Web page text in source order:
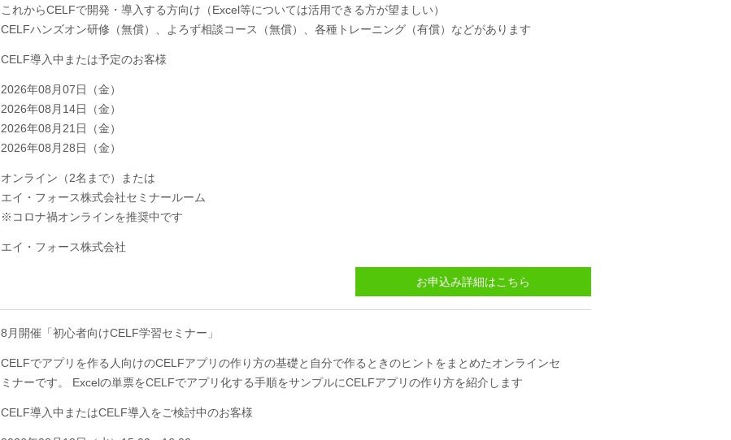
これからCELFで開発・導入する方向け（Excel等については活用できる方が望ましい）
CELFハンズオン研修（無償）、よろず相談コース（無償）、各種トレーニング（有償）などがあります
CELF導入中または予定のお客様
2026年08月07日（金）
2026年08月14日（金）
2026年08月21日（金）
2026年08月28日（金）
オンライン（2名まで）または
エイ・フォース株式会社セミナールーム
※コロナ禍オンラインを推奨中です
エイ・フォース株式会社
お申込み詳細はこちら
8月開催「初心者向けCELF学習セミナー」
CELFでアプリを作る人向けのCELFアプリの作り方の基礎と自分で作るときのヒントをまとめたオンラインセ
ミナーです。 Excelの単票をCELFでアプリ化する手順をサンプルにCELFアプリの作り方を紹介します
CELF導入中またはCELF導入をご検討中のお客様